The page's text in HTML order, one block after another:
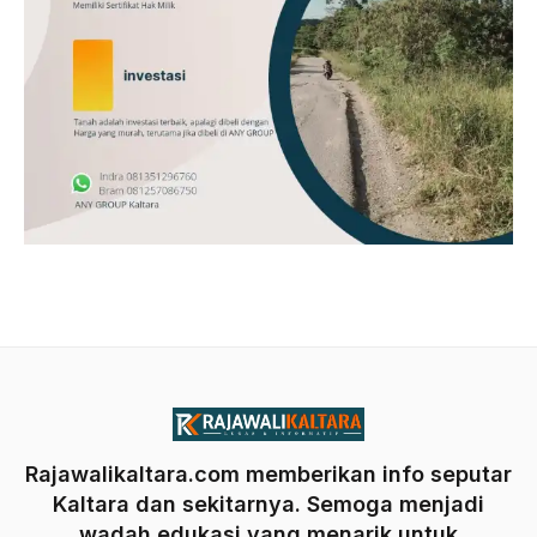
Rajawalikaltara.com memberikan info seputar
Kaltara dan sekitarnya. Semoga menjadi